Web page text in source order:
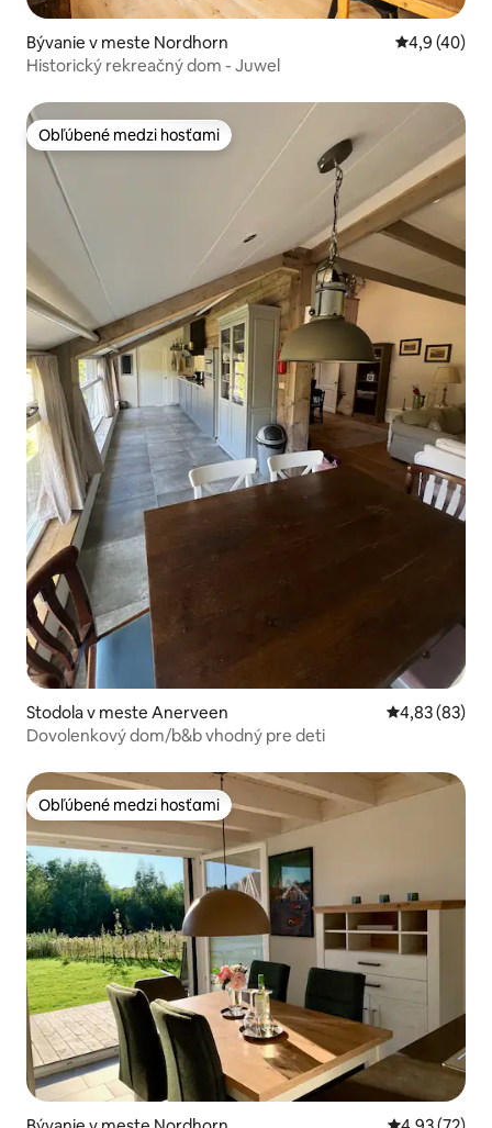
Bývanie v meste Nordhorn Priemerné
4,9 (40)
Historický rekreačný dom - Juwel
Obľúbené medzi hosťami
Obľúbené medzi hosťami
Stodola v meste Anerveen Priemerné
4,83 (83)
Dovolenkový dom/b&b vhodný pre deti
Obľúbené medzi hosťami
Obľúbené medzi hosťami